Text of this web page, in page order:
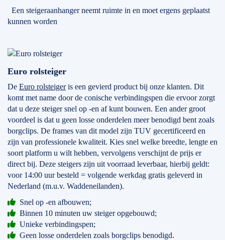
Een steigeraanhanger neemt ruimte in en moet ergens geplaatst
kunnen worden
Euro rolsteiger
De Euro rolsteigeris een gevierd product bij onze klanten. Dit
komt met name door de conische verbindingspen die ervoor zorgt
dat u deze steiger snel op -en af kunt bouwen. Een ander groot
voordeel is dat u geen losse onderdelen meer benodigd bent zoals
borgclips. De frames van dit model zijn TUV gecertificeerd en
zijn van professionele kwaliteit. Kies snel welke breedte, lengte en
soort platform u wilt hebben, vervolgens verschijnt de prijs er
direct bij. Deze steigers zijn uit voorraad leverbaar, hierbij geldt:
voor 14:00 uur besteld = volgende werkdag gratis geleverd in
Nederland (m.u.v. Waddeneilanden).
Snel op -en afbouwen;
Binnen 10 minuten uw steiger opgebouwd;
Unieke verbindingspen;
Geen losse onderdelen zoals borgclips benodigd.